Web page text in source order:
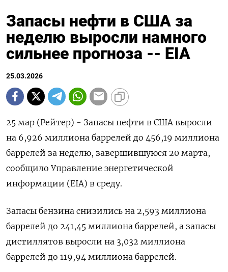
Запасы нефти в США за
неделю выросли намного
сильнее прогноза -- EIA
25.03.2026
25 мар (Рейтер) - Запасы нефти в США выросли
‌на 6,926 миллиона баррелей до ​456,19 миллиона ​
баррелей за ​неделю, завершившуюся ⁠20 ‌марта,
сообщило ‌Управление энергетической
информации (EIA) в среду.
Запасы ​бензина снизились ‌на 2,593 ​миллиона
баррелей до 241,45 ‌миллиона баррелей, а запасы
дистиллятов выросли ​на ​3,032 ‌миллиона
баррелей до ​119,94 миллиона баррелей.